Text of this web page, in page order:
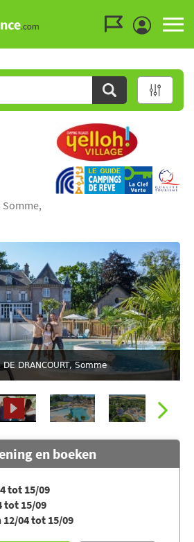
Somme,
DRANCOURT, Somme
en boeken
tot 15/09
tot 15/09
12/04 tot 15/09